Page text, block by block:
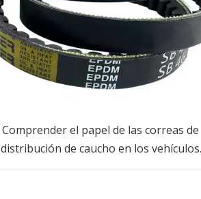
Comprender el papel de las correas de
distribución de caucho en los vehículos
modernos